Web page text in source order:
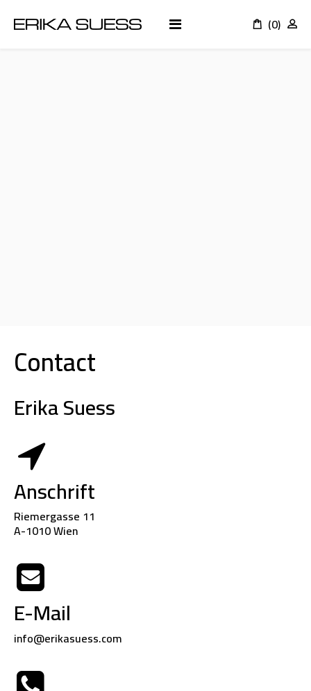
(0)
Contact
Erika Suess
Anschrift
Riemergasse 11
A-1010 Wien
E-Mail
info@erikasuess.com